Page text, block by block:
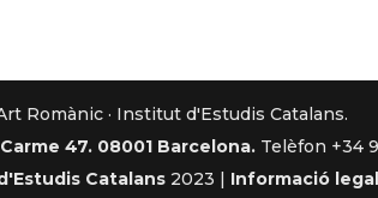
Romànic · Institut d'Estudis Catalans.
47. 08001 Barcelona. Telèfon +34
Catalans 2023 | Informació legal